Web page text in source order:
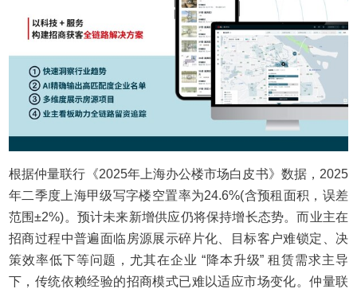
根据仲量联行《2025年上海办公楼市场白皮书》数据，2025
年二季度上海甲级写字楼空置率为24.6%(含预租面积，误差
范围±2%)。预计未来新增供应仍将保持增长态势。而业主在
招商过程中普遍面临房源展示碎片化、目标客户难锁定、决
策效率低下等问题，尤其在企业 “降本升级” 租赁需求主导
下，传统依赖经验的招商模式已难以适应市场变化。仲量联